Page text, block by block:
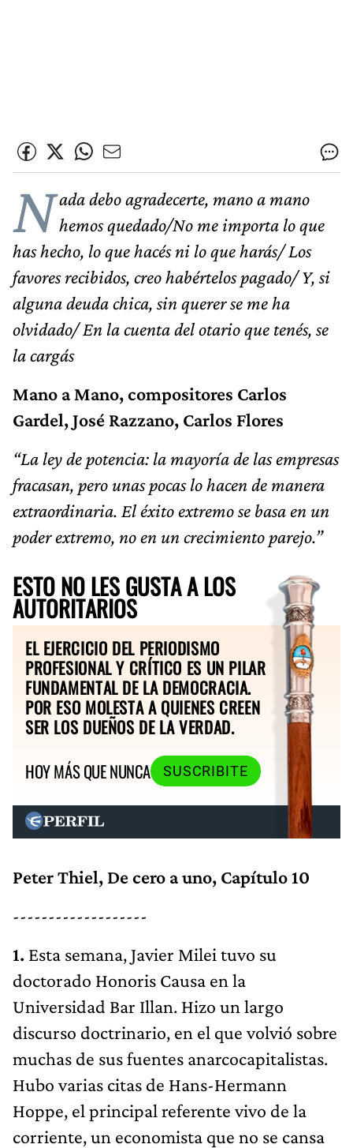
Nada debo agradecerte, mano a mano
hemos quedado/No me importa lo que
has hecho, lo que hacés ni lo que harás/ Los
favores recibidos, creo habértelos pagado/ Y, si
alguna deuda chica, sin querer se me ha
olvidado/ En la cuenta del otario que tenés, se
la cargás
Mano a Mano, compositores Carlos
Gardel, José Razzano, Carlos Flores
“La ley de potencia: la mayoría de las empresas
fracasan, pero unas pocas lo hacen de manera
extraordinaria. El éxito extremo se basa en un
poder extremo, no en un crecimiento parejo.”
ESTO NO LES GUSTA A LOS
AUTORITARIOS
EL EJERCICIO DEL PERIODISMO
PROFESIONAL Y CRÍTICO ES UN PILAR
FUNDAMENTAL DE LA DEMOCRACIA.
POR ESO MOLESTA A QUIENES CREEN
SER LOS DUEÑOS DE LA VERDAD.
HOY MÁS QUE NUNCA
SUSCRIBITE
Peter Thiel, De cero a uno, Capítulo 10
-------------------
1. Esta semana, Javier Milei tuvo su
doctorado Honoris Causa en la
Universidad Bar Illan. Hizo un largo
discurso doctrinario, en el que volvió sobre
muchas de sus fuentes anarcocapitalistas.
Hubo varias citas de Hans-Hermann
Hoppe, el principal referente vivo de la
corriente, un economista que no se cansa